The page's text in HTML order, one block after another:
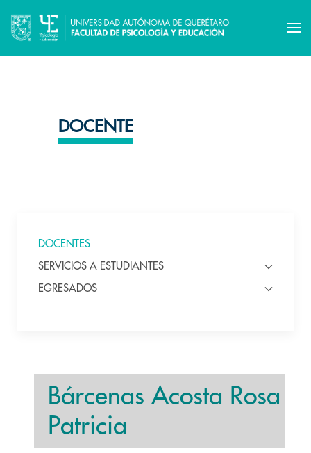
DOCENTE
DOCENTES
SERVICIOS A ESTUDIANTES
EGRESADOS
Bárcenas Acosta Rosa
Patricia